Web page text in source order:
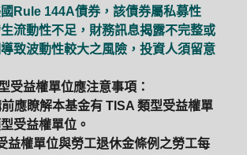
Rule 144A債券，該債券屬私募性
流動性不足，財務訊息揭露不完整或
致波動性較大之風險，投資人須留意
受益權單位應注意事項：
應瞭解本基金有 TISA 類型受益權單
受益權單位。
益權單位與勞工退休金條例之勞工每